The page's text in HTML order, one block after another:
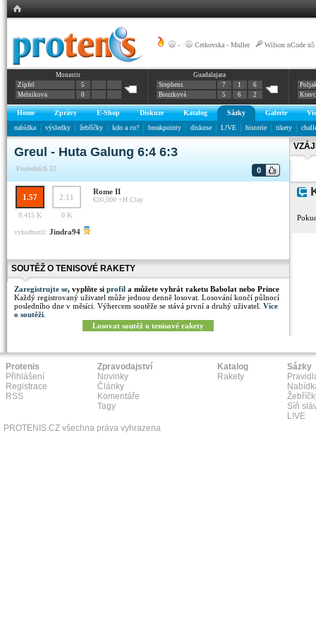
- Cetkovska - Muller| Wilson nCode n5
Monastir
Zipfel
5
Melnikova
0
Guadalajara
Stephens
7 1
6
Bouzková
5 6 2
Home Zprávy E-Shop Diskuze Katalog Sázky Galerie
nabídka
výsledky žebříčky kdo a co? breakpointy diskuse L!VE historie tikety
Greul - Huta Galung 6:4 6:3
Posledních 32 0
1.57 2.11
Rome II
€30,000 +H Clay
9.415 K
0 K
vyhodnotil: Jindra94
SOUTĚŽ O TENISOVÉ RAKETY
Zaregistrujte se, vyplňte si profil a můžete vyhrát raketu Babolat nebo Prince
Každý registrovaný uživatel může jednou denně losovat. Losování končí půlnocí
posledního dne v měsíci. Výhercem soutěže se stává první a druhý uživatel. Více
o soutěži
Losovat soutěž o tenisové rakety
Protenis
Přihlášení
Registrace
RSS
Zpravodajství
Novinky
Články
Komentáře
Tagy
Katalog
Rakety
Sázky
Síň
L!VE
PROTENIS.CZ všechna práva vyhrazena